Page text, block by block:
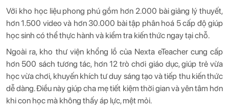
Với kho học liệu phong phú gồm hơn 2.000 bài giảng lý thuyết,
hơn 1.500 video và hơn 30.000 bài tập phân hoá 5 cấp độ giúp
học sinh có thể thực hành và kiểm tra kiến thức ngay tại chỗ.
Ngoài ra, kho thư viện khổng lồ của Nexta eTeacher cung cấp
hơn 500 sách tương tác, hơn 12 trò chơi giáo dục, giúp trẻ vừa
học vừa chơi, khuyến khích tư duy sáng tạo và tiếp thu kiến thức
dễ dàng. Điều này giúp cha mẹ tiết kiệm thời gian và yên tâm hơn
khi con học mà không thấy áp lực, mệt mỏi.